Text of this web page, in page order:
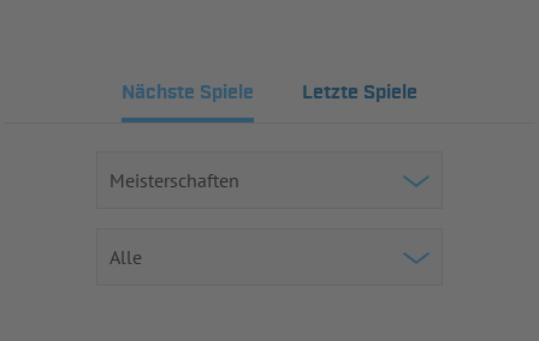
Nächste Spiele Letzte Spiele